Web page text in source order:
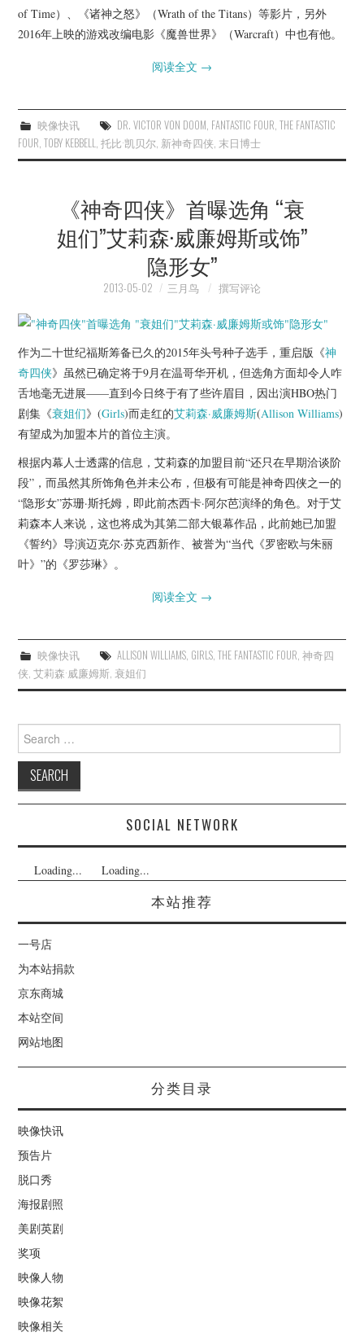
of Time）、《诸神之怒》（Wrath of the Titans）等影片，另外
2016年上映的游戏改编电影《魔兽世界》（Warcraft）中也有他。
阅读全文 →
映像快讯 DR. VICTOR VON DOOM, FANTASTIC FOUR, THE FANTASTIC
FOUR,TOBY KEBBELL,托比·凯贝尔, 新神奇四侠, 末日博士
《神奇四侠》首曝选角 “衰
姐们”艾莉森·威廉姆斯或饰”
隐形女”
2013-05-02 三月鸟 撰写评论
作为二十世纪福斯筹备已久的2015年头号种子选手，重启版《神
奇四侠》虽然已确定将于9月在温哥华开机，但选角方面却令人咋
舌地毫无进展——直到今日终于有了些许眉目，因出演HBO热门
剧集《衰姐们》(Girls)而走红的艾莉森·威廉姆斯(Allison Williams)
有望成为加盟本片的首位主演。
根据内幕人士透露的信息，艾莉森的加盟目前“还只在早期洽谈阶
段”，而虽然其所饰角色并未公布，但极有可能是神奇四侠之一的
“隐形女”苏珊·斯托姆，即此前杰西卡·阿尔芭演绎的角色。对于艾
莉森本人来说，这也将成为其第二部大银幕作品，此前她已加盟
《誓约》导演迈克尔·苏克西新作、被誉为“当代《罗密欧与朱丽
叶》”的《罗莎琳》。
阅读全文 →
映像快讯 ALLISON WILLIAMS, GIRLS, THE FANTASTIC FOUR, 神奇四
侠,艾莉森·威廉姆斯,衰姐们
Search
for:
SOCIAL NETWORK
Loading... Loading...
本站推荐
一号店
为本站捐款
京东商城
本站空间
网站地图
分类目录
映像快讯
预告片
脱口秀
海报剧照
美剧英剧
奖项
映像人物
映像花絮
映像相关